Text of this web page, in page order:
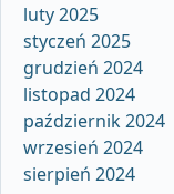
luty 2025
styczeń 2025
grudzień 2024
listopad 2024
październik 2024
wrzesień 2024
sierpień 2024